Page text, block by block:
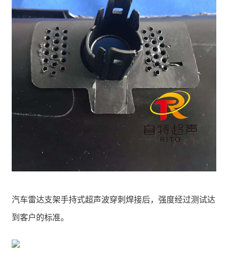
汽车雷达支架手持式超声波穿刺焊接后，强度经过测试达
到客户的标准。